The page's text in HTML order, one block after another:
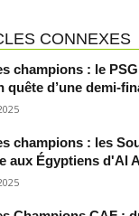
CONNEXES
champions : le
quête d’une demi-
champions : les
aux Égyptiens d'Al